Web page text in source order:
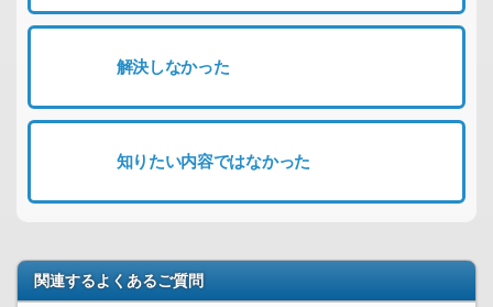
解決しなかった
知りたい内容ではなかった
関連するよくあるご質問